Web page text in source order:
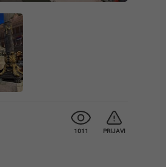
1011 PRIJAVI